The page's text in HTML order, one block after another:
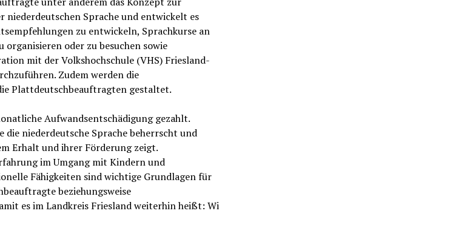
niederdeutschen Sprache und entwickelt es
zu entwickeln, Sprachkurse an
oder zu besuchen sowie
mit der Volkshochschule (VHS) Friesland-
Zudem werden die
Plattdeutschbeauftragten gestaltet.
Aufwandsentschädigung gezahlt.
die niederdeutsche Sprache beherrscht und
Erhalt und ihrer Förderung zeigt.
im Umgang mit Kindern und
Fähigkeiten sind wichtige Grundlagen für
beziehungsweise
es im Landkreis Friesland weiterhin heißt: Wi